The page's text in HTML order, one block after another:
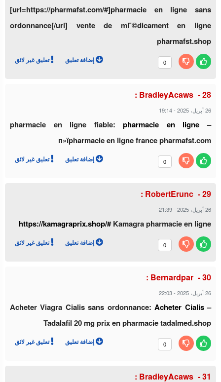
[url=https://pharmafst.com/#]pharmacie en ligne sans
ordonnance[/url] vente de mГ©dicament en ligne
pharmafst.shop
0 إضافة تعليق تعليق غير لائق
BradleyAcaws :
26 أبريل، 2025 -
19:14
pharmacie en ligne fiable:pharmacie en ligne –
п»їpharmacie en ligne france pharmafst.com
0 إضافة تعليق تعليق غير لائق
RobertErunc :
26 أبريل، 2025 -
21:39
https://kamagraprix.shop/#Kamagra pharmacie en ligne
0 إضافة تعليق تعليق غير لائق
Bernardpar :
26 أبريل، 2025 -
22:03
Acheter Viagra Cialis sans ordonnance:Acheter Cialis–
Tadalafil 20 mg prix en pharmacie tadalmed.shop
0 إضافة تعليق تعليق غير لائق
BradleyAcaws :